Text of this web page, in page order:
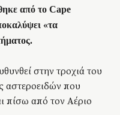
από το Cape
«τα
στην τροχιά του
αστεροειδών που
πίσω από τον Αέριο